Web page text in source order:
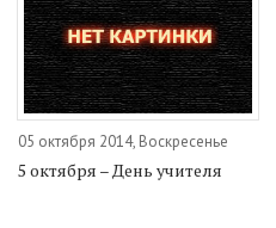
05 октября 2014, Воскресенье
5 октября – День учителя